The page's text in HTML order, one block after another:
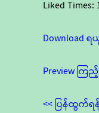
Liked Times:
Download
Preview ကြ
<< ပြန်ထွက်ရ